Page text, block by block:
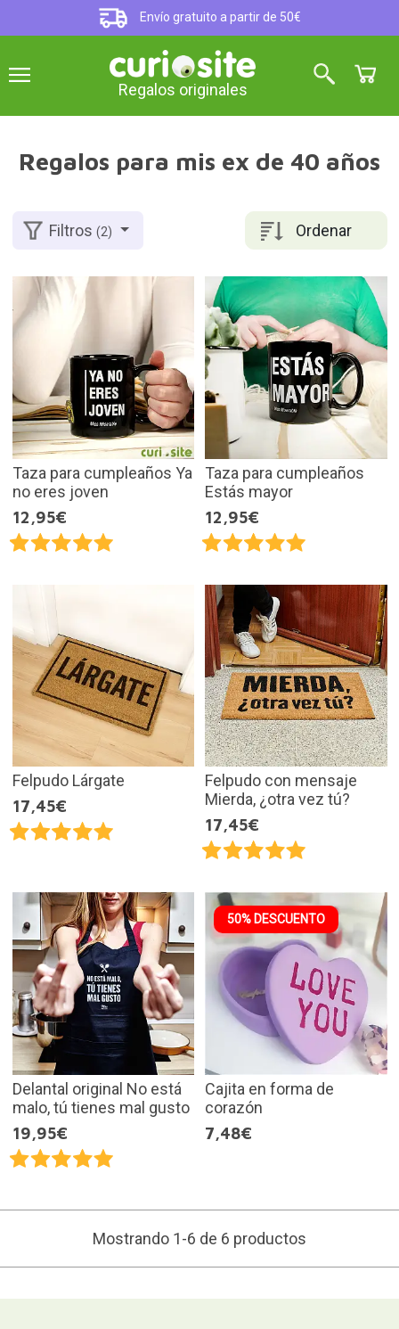
Envío gratuito a partir de 50€
Regalos originales
Regalos para mis ex de 40 años
Ordenar
Filtros(2)
Taza para cumpleaños Ya
no eres joven
12,95€
Taza para cumpleaños
Estás mayor
12,95€
Felpudo Lárgate
17,45€
Felpudo con mensaje
Mierda, ¿otra vez tú?
17,45€
Delantal original No está
malo, tú tienes mal gusto
19,95€
50% DESCUENTO
Cajita en forma de
corazón
7,48€
Mostrando 1-6 de 6 productos